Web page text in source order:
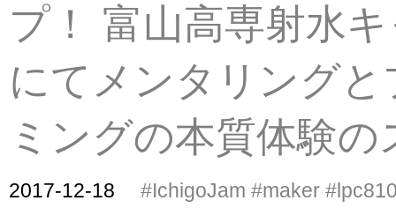
プ！ 富山高専射水
にてメンタリング
ミングの本質体験の
2017-12-18 #IchigoJam #maker